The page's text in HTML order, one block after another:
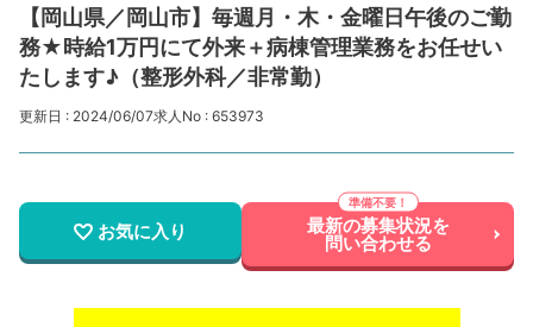
【岡山県／岡山市】毎週月・木・金曜日午後のご勤
務★時給1万円にて外来＋病棟管理業務をお任せい
たします♪（整形外科／非常勤）
更新日 : 2024/06/07求人No : 653973
お気に入り 最新の募集状況を
問い合わせる